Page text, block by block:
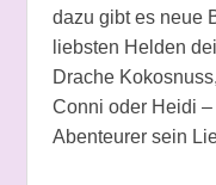
dazu gibt es neue
liebsten Helden
Drache
Conni oder Heidi
Abenteurer sein